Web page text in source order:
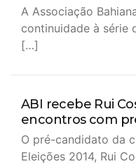
A Associação
continuidade à série
[…]
ABI recebe Rui
encontros com
O pré-candidato da
Eleições 2014, Rui